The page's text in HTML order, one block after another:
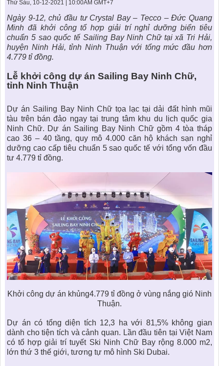
THÀNH ĐÔNG VỚI XÃ HÔI
BẮC
THƯ VIỆN PHÁP LUẬT
LIÊN HỆ & GIẢI ĐÁP
KIẾN TRÚC & PHONG THUỶ
TIN TỨC CÔNG TY
TIN TỨC TỔNG HỢP
Thứ Sáu, 10-12-2021 | 10:00AM GMT+7
Ngày 9-12, chủ đầu tư Crystal Bay – Tecco – Đức Quang
Minh đã khởi công tổ hợp giải trí nghỉ dưỡng biển tiêu
chuẩn 5 sao quốc tế Sailing Bay Ninh Chữtại xã Tri Hải,
huyện Ninh Hải, tỉnh Ninh Thuận với tổng mức đầu hơn
4.779 tỉ đồng.
Lễ khởi công dự án Sailing Bay Ninh Chữ,
tỉnh Ninh Thuận
Dự án Sailing Bay Ninh Chữtọa lạc tại dải đất hình mũi
tàu trên bán đảo ngay tại trung tâm khu du lịch quốc gia
Ninh Chữ. Dự án Sailing Bay Ninh Chữ gồm 4 tòa tháp
cao 36 – 40 tầng, quy mô 4.000 căn hộ khách sạn nghỉ
dưỡng cao cấp tiêu chuẩn 5 sao quốc tế với tổng vốn đầu
tư 4.779 tỉ đồng.
Khởi công dự án khủng4.779 tỉ đồng ở vùng nắng gió Ninh
Thuận.
Dự án có tổng diện tích 12,3 ha với 81,5% không gian
dành cho tiện tích và cảnh quan. Lần đầu tiên tại Việt Nam
cótổ hợp giải trí tuyết Ski Ninh Chữ Bayrộng 8.000 m2,
lớn thứ 3 thế giới, tương tự mô hình Ski Dubai.